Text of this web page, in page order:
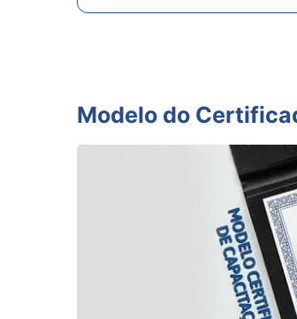
Modelo do